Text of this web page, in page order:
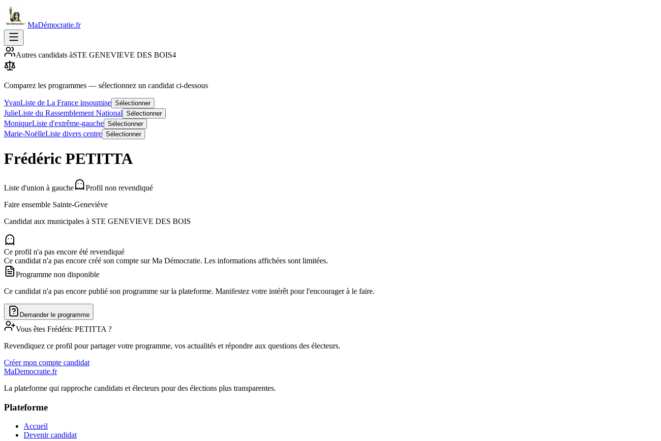
MaDémocratie.fr
Autres candidats àSTE GENEVIEVE DES BOIS4
Comparez les programmes — sélectionnez un candidat ci-dessous
YvanListe de La France insoumise Sélectionner
JulieListe du Rassemblement National Sélectionner
MoniqueListe d'extrême-gauche Sélectionner
Marie-NoëlleListe divers centre Sélectionner
Frédéric PETITTA
Liste d'union à gauche
Profil non revendiqué
Faire ensemble Sainte-Geneviève
Candidat aux municipales à STE GENEVIEVE DES BOIS
Ce profil n'a pas encore été revendiqué
Ce candidat n'a pas encore créé son compte sur Ma Démocratie. Les informations affichées sont limitées.
Programme non disponible
Ce candidat n'a pas encore publié son programme sur la plateforme. Manifestez votre intérêt pour l'encourager à le faire.
Demander le programme
Vous êtes Frédéric PETITTA ?
Revendiquez ce profil pour partager votre programme, vos actualités et répondre aux questions des électeurs.
Créer mon compte candidat
MaDemocratie.fr
La plateforme qui rapproche candidats et électeurs pour des élections plus transparentes.
Plateforme
Accueil
Devenir candidat